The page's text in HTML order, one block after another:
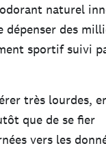
naturel
des
sportif suivi
très lourdes,
que de se fier
vers les